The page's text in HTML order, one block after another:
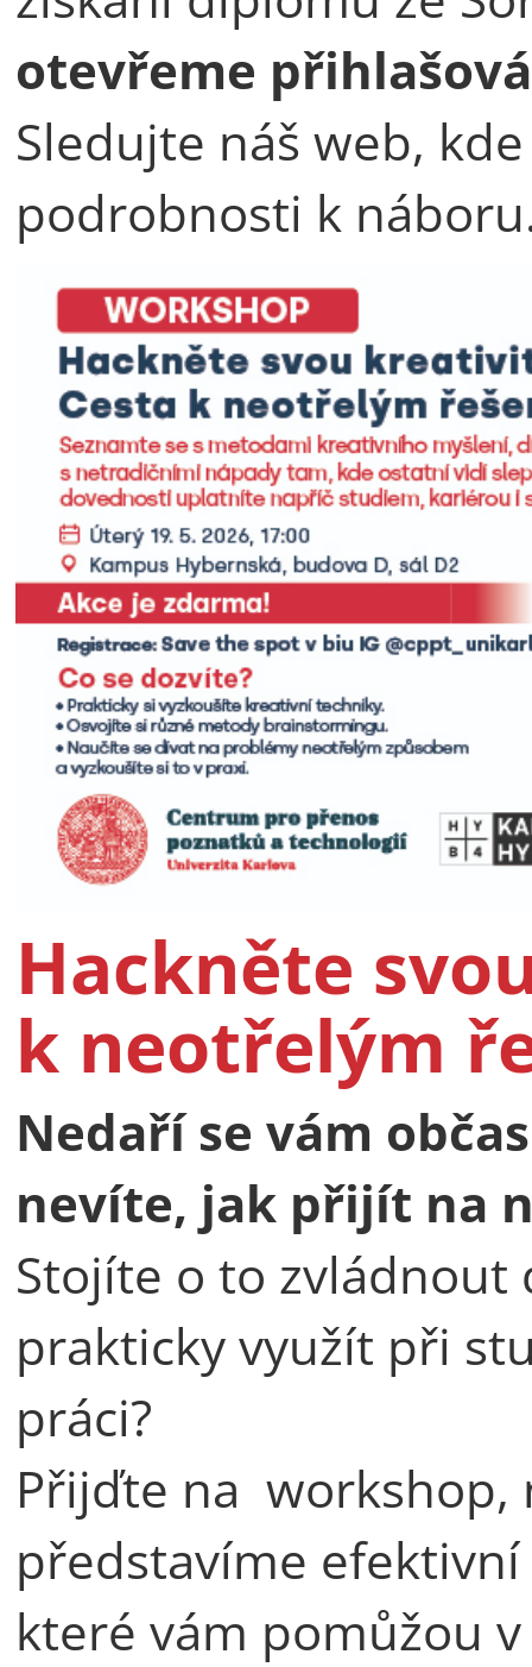
otevřeme
Sledujte náš web,
podrobnosti k
Hackněte
k neotřelým
Nedaří se vám
nevíte, jak přijít na
Stojíte o to
prakticky využít při
práci?
Přijďte na workshop,
představíme
které vám pomůžou